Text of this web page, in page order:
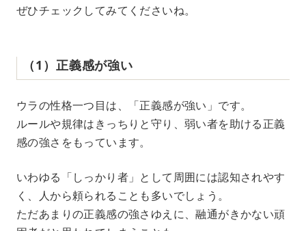
ぜひチェックしてみてくださいね。
（1）正義感が強い
ウラの性格一つ目は、「正義感が強い」です。
ルールや規律はきっちりと守り、弱い者を助ける正義
感の強さをもっています。
いわゆる「しっかり者」として周囲には認知されやす
く、人から頼られることも多いでしょう。
ただあまりの正義感の強さゆえに、融通がきかない頑